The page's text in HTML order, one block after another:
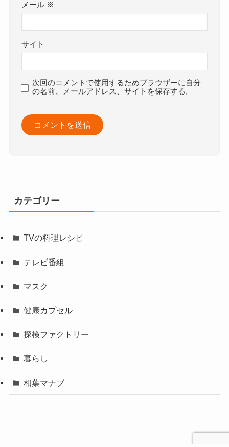
メール ※
サイト
次回のコメントで使用するためブラウザーに自分
の名前、メールアドレス、サイトを保存する。
カテゴリー
TVの料理レシピ
テレビ番組
マスク
健康カプセル
探検ファクトリー
暮らし
相葉マナブ